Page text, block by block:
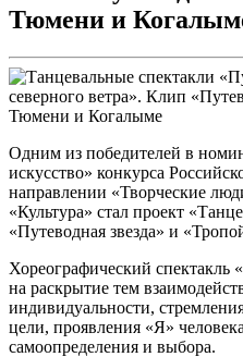
Тюмени и
Одним из победителей в
искусство» конкурса
направлении «Творческие
«Культура» стал проект
«Путеводная звезда» и
Хореографический спектакль
на раскрытие тем
индивидуальности,
цели, проявления «Я»
самоопределения и выбора.